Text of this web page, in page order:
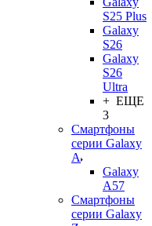
S25 Plus
Galaxy
S26
Galaxy
S26
Ultra
+ ЕЩЕ
3
Смартфоны
серии Galaxy
A
Galaxy
A57
Смартфоны
серии Galaxy